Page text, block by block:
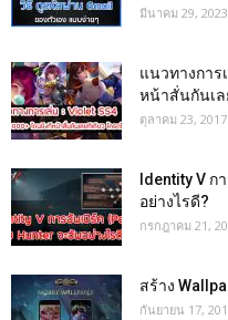
มีนาคม 29, 2023
แนวทางการ
หน้าสั่นกันเล
ตุลาคม 23, 2017
Identity V ก
อย่างไรดี?
กรกฎาคม 21,
สร้าง
กันยายน 17,